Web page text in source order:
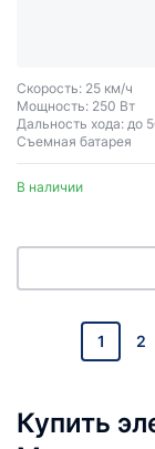
Скорость: 25 км/ч
Мощность: 250 Вт
Дальность хода: до
Съемная батарея
В наличии
1 2
Купить